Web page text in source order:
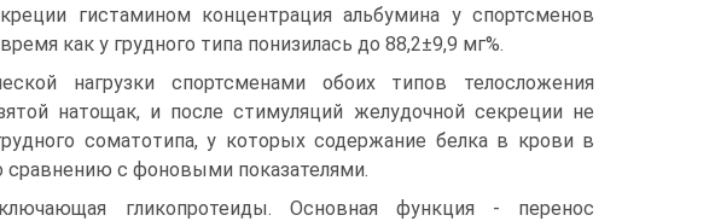
гистамином концентрация альбумина у спортсменов
как у грудного типа понизилась до 88,2±9,9 мг%.
нагрузки спортсменами обоих типов телосложения
натощак, и после стимуляций же­лудочной секреции не
соматотипа, у которых содержание белка в крови в
сравнению с фоновыми показателями.
гли­копротеиды. Основная функция - перенос